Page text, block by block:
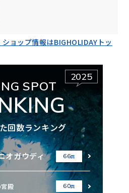
ョップ情報はBIGHOLIDAYトッ
2025
SPOT
回数ランキング
オガウディ 66回
殿 60回